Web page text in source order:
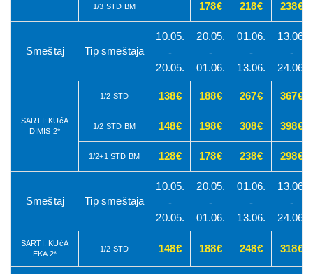
1/3 STD BM 178€ 218€ 238€
Smeštaj Tip smeštaja
10.05.
-
20.05.
20.05.
-
01.06.
01.06.
-
13.06.
13.06.
-
24.06.
SARTI: KUćA
DIMIS 2*
1/2 STD 138€ 188€ 267€ 367€
1/2 STD BM 148€ 198€ 308€ 398€
1/2+1 STD BM 128€ 178€ 238€ 298€
Smeštaj Tip smeštaja
10.05.
-
20.05.
20.05.
-
01.06.
01.06.
-
13.06.
13.06.
-
24.06.
SARTI: KUćA
EKA 2*
1/2 STD 148€ 188€ 248€ 318€